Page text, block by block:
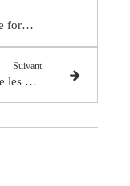
Saviez-vous que le devoir de formation devient une obligation pour les chiropracteurs français ?
Suivant
L’argile verte : un allié naturel contre les douleurs inflammatoires.